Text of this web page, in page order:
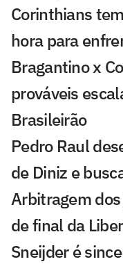
Corinthians
hora para
Bragantino x
prováveis
Brasileirão
Pedro Raul
de Diniz e
Arbitragem
de final da
Sneijder é